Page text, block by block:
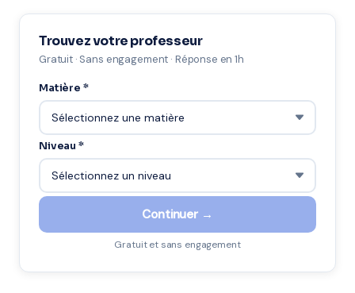
Trouvez votre professeur
Gratuit · Sans engagement · Réponse en 1h
Matière *
Niveau *
Continuer →
Gratuit et sans engagement